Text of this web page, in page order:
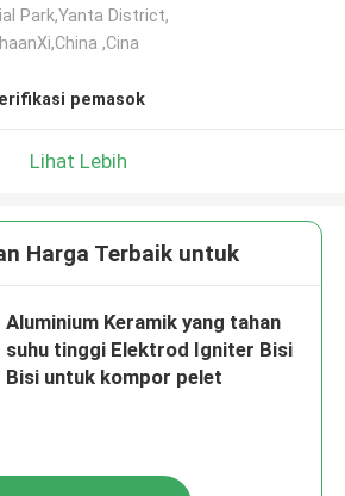
Park,Yanta District,
,Cina
pemasok
Lihat Lebih
Harga Terbaik untuk
Aluminium Keramik yang tahan
suhu tinggi Elektrod Igniter Bisi
Bisi untuk kompor pelet